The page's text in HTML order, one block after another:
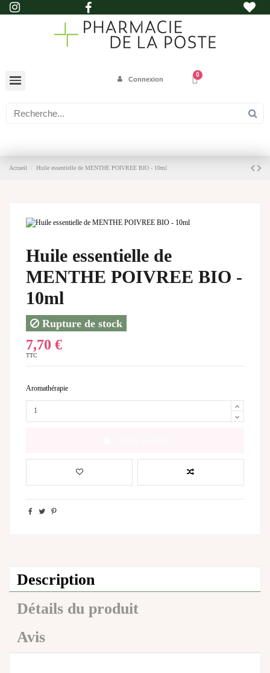
Connexion
Accueil Huile essentielle de MENTHE POIVREE BIO - 10ml
Huile essentielle de
MENTHE POIVREE BIO -
10ml
Rupture de stock
7,70 €
TTC
Aromathérapie
Description
Détails du produit
Avis